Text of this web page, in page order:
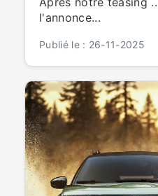
l'annonce...
Publié le : 26-11-2025